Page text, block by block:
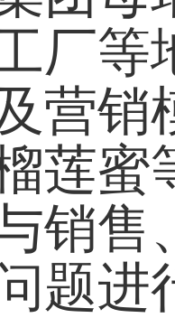
厂等
营销
莲蜜
销售
题进